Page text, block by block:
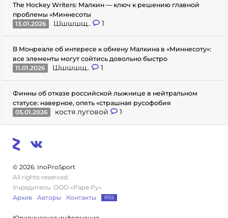
The Hockey Writers: Малкин — ключ к решению главной
проблемы «Миннесоты
13.01.2026
Шшшшщ.. 1
В Монреале об интересе к обмену Малкина в «Миннесоту»:
все элементы могут сойтись довольно быстро
11.01.2026
Шшшшщ.. 1
Финны об отказе российской лыжнице в нейтральном
статусе: наверное, опять «страшная русофобия
05.01.2026
костя луговой 1
© 2026. InoProSport
All rights reserved.
Учредитель: ООО «Раре.Ру»
Архив
Авторы Контакты RSS